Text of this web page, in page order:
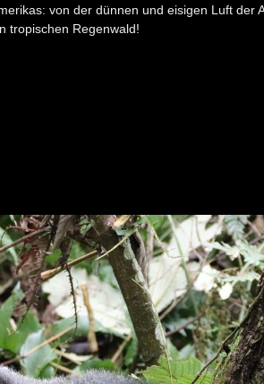
von der dünnen und eisigen Luft der
tropischen Regenwald!